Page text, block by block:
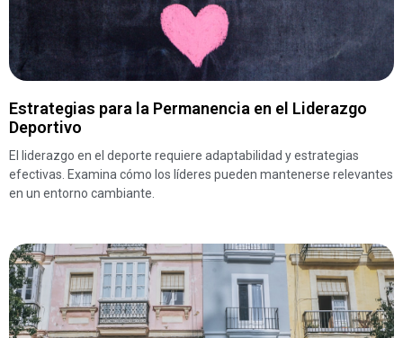
Estrategias para la Permanencia en el Liderazgo
Deportivo
El liderazgo en el deporte requiere adaptabilidad y estrategias
efectivas. Examina cómo los líderes pueden mantenerse relevantes
en un entorno cambiante.